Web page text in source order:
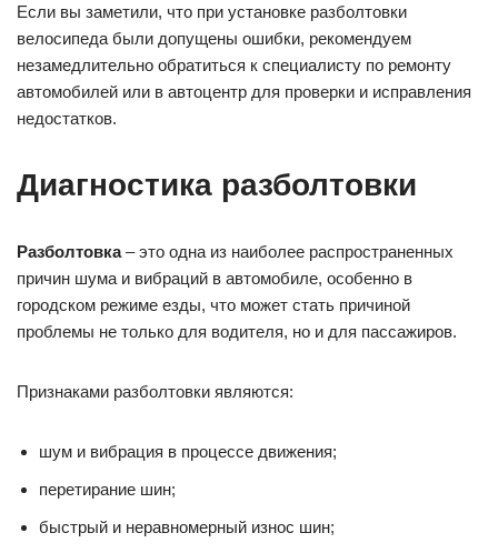
Если вы заметили, что при установке разболтовки
велосипеда были допущены ошибки, рекомендуем
незамедлительно обратиться к специалисту по ремонту
автомобилей или в автоцентр для проверки и исправления
недостатков.
Диагностика разболтовки
Разболтовка– это одна из наиболее распространенных
причин шума и вибраций в автомобиле, особенно в
городском режиме езды, что может стать причиной
проблемы не только для водителя, но и для пассажиров.
Признаками разболтовки являются:
шум и вибрация в процессе движения;
перетирание шин;
быстрый и неравномерный износ шин;